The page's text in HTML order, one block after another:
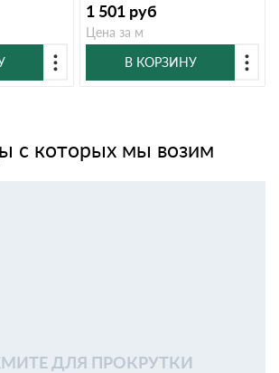
1 501 руб
Цена за м
В КОРЗИНУ
с которых мы возим
ДЛЯ ПРОКРУТКИ